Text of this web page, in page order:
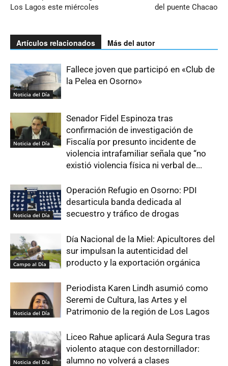
Los Lagos este miércoles
del puente Chacao
Artículos relacionados Más del autor
Noticia del Día
Fallece joven que participó en «Club de
la Pelea en Osorno»
Noticia del Día
Senador Fidel Espinoza tras
confirmación de investigación de
Fiscalía por presunto incidente de
violencia intrafamiliar señala que “no
existió violencia física ni verbal de...
Noticia del Día
Operación Refugio en Osorno: PDI
desarticula banda dedicada al
secuestro y tráfico de drogas
Campo al Día
Día Nacional de la Miel: Apicultores del
sur impulsan la autenticidad del
producto y la exportación orgánica
Noticia del Día
Periodista Karen Lindh asumió como
Seremi de Cultura, las Artes y el
Patrimonio de la región de Los Lagos
Noticia del Día
Liceo Rahue aplicará Aula Segura tras
violento ataque con destornillador:
alumno no volverá a clases